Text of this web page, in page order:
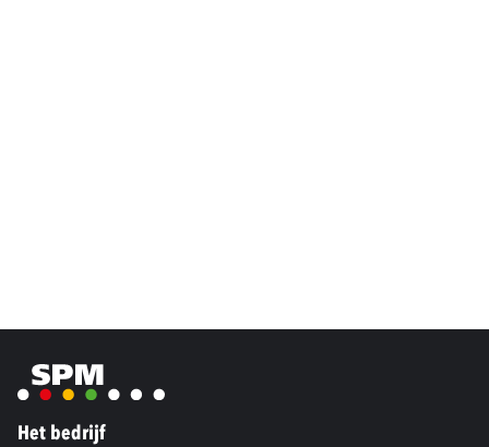
Het bedrijf